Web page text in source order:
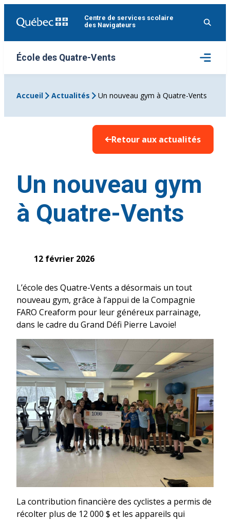
Centre de services scolaire
des Navigateurs
École des Quatre-Vents
Ouvrir
le
menu
Accueil
Actualités Un nouveau gym à Quatre-Vents
Retour aux actualités
Un nouveau gym
à Quatre-Vents
12 février 2026
L’école des Quatre-Vents a désormais un tout
nouveau gym, grâce à l’appui de la Compagnie
FARO Creaform pour leur généreux parrainage,
dans le cadre du Grand Défi Pierre Lavoie!
La contribution financière des cyclistes a permis de
récolter plus de 12 000 $ et les appareils qui